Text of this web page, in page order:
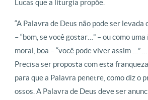
Lucas que a liturgia propõe.
“A Palavra de Deus não pode ser levada
– “bom, se você gostar…” – ou como
moral, boa – “você pode viver assim …”
Precisa ser proposta com esta
para que a Palavra penetre, como diz o
ossos. A Palavra de Deus deve ser